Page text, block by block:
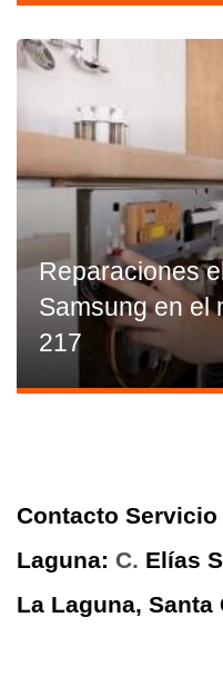
Reparaciones
Samsung en el
217
Contacto
Laguna: C. Elías
La Laguna, Santa